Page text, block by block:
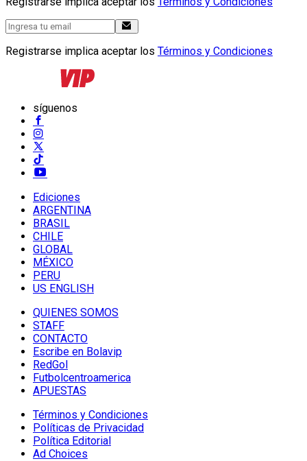
Registrarse implica aceptar los Términos y Condiciones
síguenos
Ediciones
ARGENTINA
BRASIL
CHILE
GLOBAL
MÉXICO
PERU
US ENGLISH
QUIENES SOMOS
STAFF
CONTACTO
Escribe en Bolavip
RedGol
Futbolcentroamerica
APUESTAS
Términos y Condiciones
Políticas de Privacidad
Política Editorial
Ad Choices